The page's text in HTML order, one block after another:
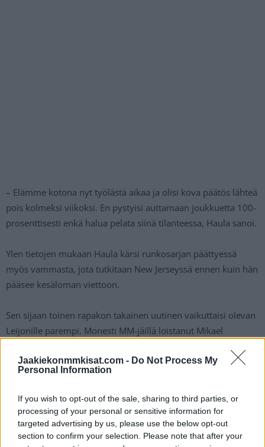
Jaakiekonmmkisat.com - Do Not Process My
Personal Information
If you wish to opt-out of the sale, sharing to third parties, or
processing of your personal or sensitive information for
targeted advertising by us, please use the below opt-out
section to confirm your selection. Please note that after your
– Elämme kotona nyt työlästä aikaa ja olisi kova päätös lähteä
pois kolmeksi viikoksi. En pystyisi auttamaan joukkuetta 100-
prosenttisesti enkä halua pelata siinä tilanteessa, Haula sanoi.
Ylen tietojen mukaan Haula kärsi runkosarjan päättyessä
myös vammasta, jota tutkitaan New Jerseyssä ennen kuin hän
pääsee kesäloman viettoon.
Sen sijaan toinen rapakon takainen uutinen vaikuttaisi olevan
Leijonille parempi. Monesti MM-jäillä loistanut Mikael
vakavasti Leijonien vahvistamista.
perjantain vastaisena yönä pelattavaan runkosarjan
päätösotteluun. Granlund pelasi Sharksin surkeudesta
huolimatta vahvan kauden ja olisi ehdottomasti todellinen